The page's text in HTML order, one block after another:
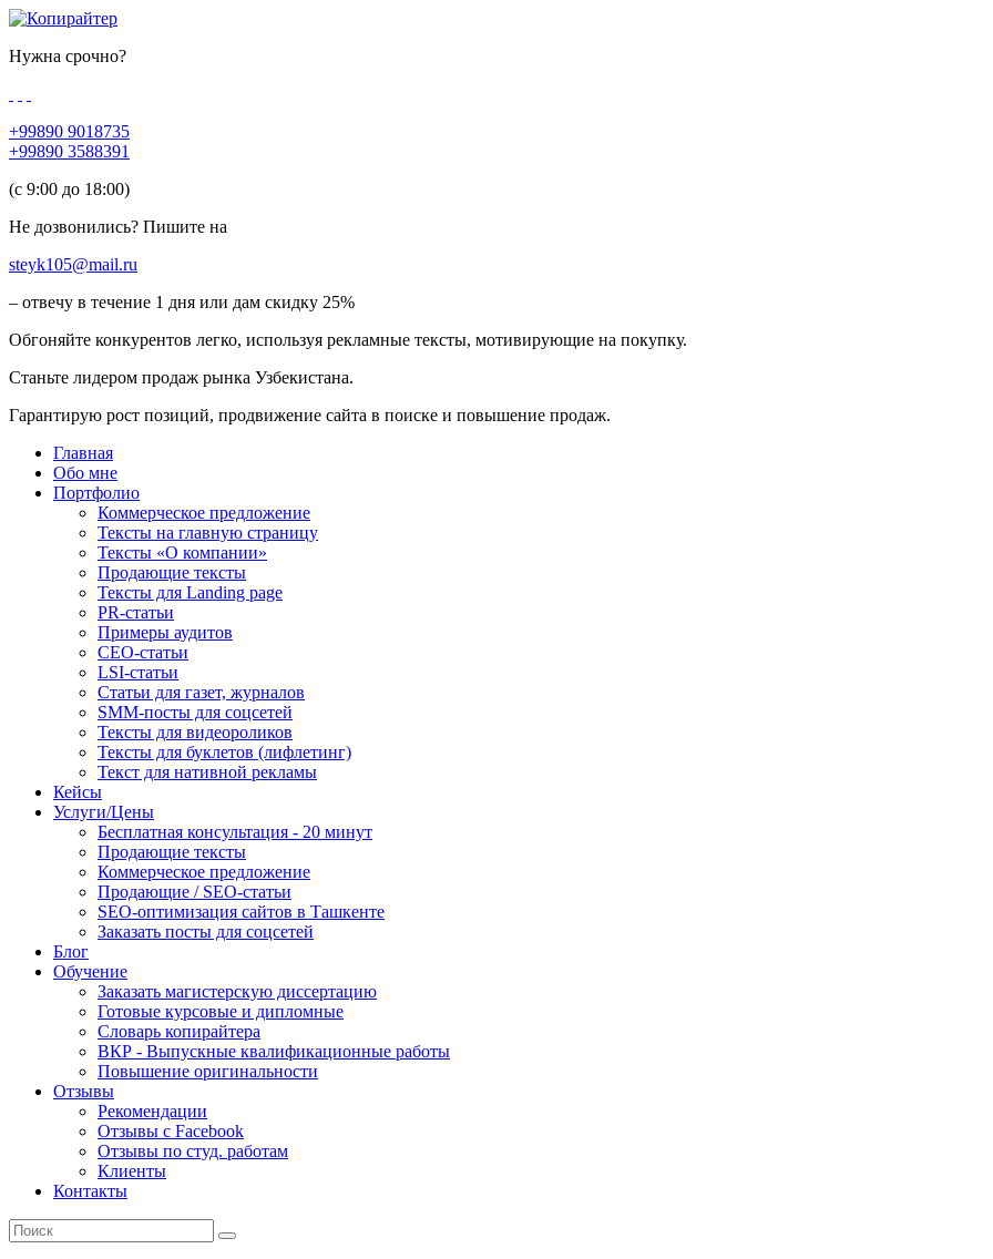
Нужна срочно?
+99890 9018735
+99890 3588391
(c 9:00 до 18:00)
Не дозвонились? Пишите на
steyk105@mail.ru
– отвечу в течение 1 дня или дам скидку 25%
Обгоняйте конкурентов легко, используя рекламные тексты, мотивирующие на покупку.
Станьте лидером продаж рынка Узбекистана.
Гарантирую рост позиций, продвижение сайта в поиске и повышение продаж.
Главная
Обо мне
Портфолио
Коммерческое предложение
Тексты на главную страницу
Тексты «О компании»
Продающие тексты
Тексты для Landing page
PR-статьи
Примеры аудитов
СЕО-статьи
LSI-статьи
Статьи для газет, журналов
SMM-посты для соцсетей
Тексты для видеороликов
Тексты для буклетов (лифлетинг)
Текст для нативной рекламы
Кейсы
Услуги/Цены
Бесплатная консультация - 20 минут
Продающие тексты
Коммерческое предложение
Продающие / SEO-статьи
SEO-оптимизация сайтов в Ташкенте
Заказать посты для соцсетей
Блог
Обучение
Заказать магистерскую диссертацию
Готовые курсовые и дипломные
Словарь копирайтера
ВКР - Выпускные квалификационные работы
Повышение оригинальности
Отзывы
Рекомендации
Отзывы с Facebook
Отзывы по студ. работам
Клиенты
Контакты